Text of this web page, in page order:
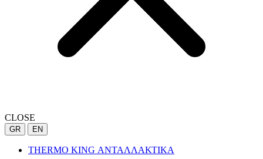
CLOSE
GR EN
THERMO KING ΑΝΤΑΛΛΑΚΤΙΚΑ